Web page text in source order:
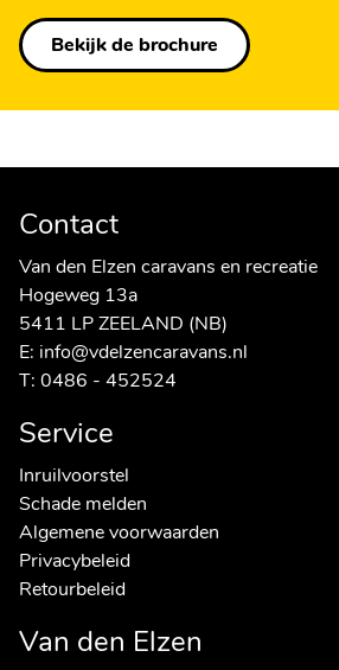
Bekijk de brochure
Contact
Van den Elzen caravans en recreatie
Hogeweg 13a
5411 LP ZEELAND (NB)
E: info@vdelzencaravans.nl
T: 0486 - 452524
Service
Inruilvoorstel
Schade melden
Algemene voorwaarden
Privacybeleid
Retourbeleid
Van den Elzen